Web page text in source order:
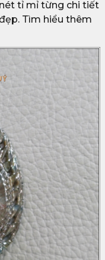
nét tỉ mỉ từng chi tiết
Tìm hiểu thêm